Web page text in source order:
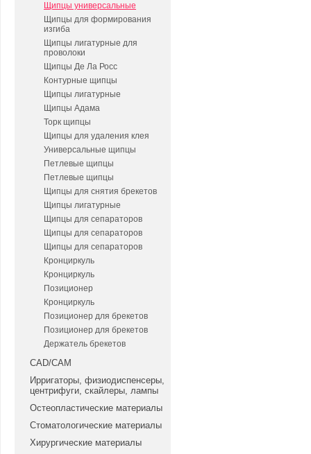
Щипцы универсальные
Щипцы для формирования
изгиба
Щипцы лигатурные для
проволоки
Щипцы Де Ла Росс
Контурные щипцы
Щипцы лигатурные
Щипцы Адама
Торк щипцы
Щипцы для удаления клея
Универсальные щипцы
Петлевые щипцы
Петлевые щипцы
Щипцы для снятия брекетов
Щипцы лигатурные
Щипцы для сепараторов
Щипцы для сепараторов
Щипцы для сепараторов
Кронциркуль
Кронциркуль
Позиционер
Кронциркуль
Позиционер для брекетов
Позиционер для брекетов
Держатель брекетов
CAD/CAM
Ирригаторы, физиодиспенсеры,
центрифуги, скайлеры, лампы
Остеопластические материалы
Стоматологические материалы
Хирургические материалы